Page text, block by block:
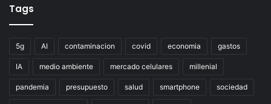
Tags
5g AI contaminacion covid economia gastos
IA medio ambiente mercado celulares millenial
pandemia presupuesto salud smartphone sociedad